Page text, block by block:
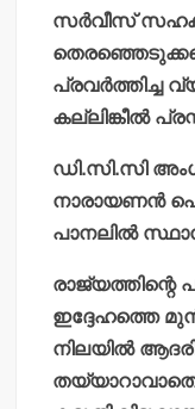
സര്‍വീസ്
പ്രവര്‍ത്തിച്ച
കല്ലിങ്കീല്‍
ഡി.സി.സി
നാരായണന്‍
പാനലില്‍
രാജ്യത്തിന്റെ
ഇദ്ദേഹത്തെ
നിലയില്‍